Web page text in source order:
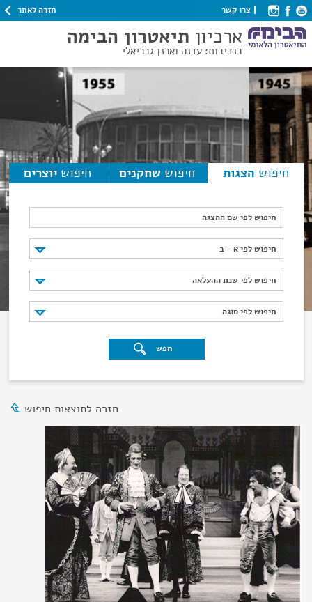
צרו קשר חזרה לאתר
ארכיון תיאטרון הבימה
בנדיבות: עדנה וארנן גבריאלי
חיפוש הצגות חיפוש שחקנים חיפוש יוצרים
חיפוש לפי שם ההצגה
חיפוש לפי א - ב
חיפוש לפי א - ב
חיפוש לפי שנת ההעלאה
חיפוש לפי שנת ההעלאה
חיפוש לפי סוגה
חיפוש לפי סוגה
חפש
חזרה לתוצאות חיפוש